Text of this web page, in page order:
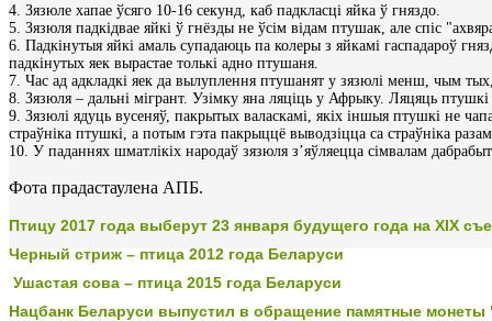
4. Зязюле хапае ўсяго 10-16 секунд, каб падкласці яйка ў гняздо.
5. Зязюля падкідвае яйкі ў гнёзды не ўсім відам птушак, але спіс
6. Падкінутыя яйкі амаль супадаюць па колеры з яйкамі гаспадароў
падкінутых яек вырастае толькі адно птушаня.
7. Час ад адкладкі яек да вылуплення птушанят у зязюлі менш, чым
8. Зязюля – дальні мігрант. Узімку яна ляціць у Афрыку. Ляцяць
9. Зязюлі ядуць вусеняў, пакрытых валаскамі, якіх іншыя птушкі не
страўніка птушкі, а потым гэта пакрыццё выводзіцца са страўніка
10. У паданнях шматлікіх народаў зязюля з’яўляецца сімвалам
Фота прадастаулена АПБ.
Птицу 2017 года выберут 23 января будущего года на XIX
Черный стриж – птица 2012 года Беларуси
Ушастая сова – птица 2015 года Беларуси
Нацбанк Беларуси выпустил в обращение памятные